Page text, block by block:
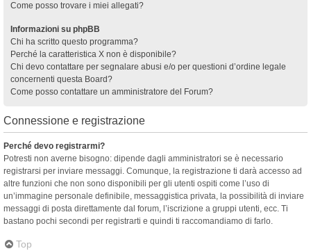
Come posso trovare i miei allegati?
Informazioni su phpBB
Chi ha scritto questo programma?
Perché la caratteristica X non è disponibile?
Chi devo contattare per segnalare abusi e/o per questioni d’ordine legale
concernenti questa Board?
Come posso contattare un amministratore del Forum?
Connessione e registrazione
Perché devo registrarmi?
Potresti non averne bisogno: dipende dagli amministratori se è necessario
registrarsi per inviare messaggi. Comunque, la registrazione ti darà accesso ad
altre funzioni che non sono disponibili per gli utenti ospiti come l’uso di
un’immagine personale definibile, messaggistica privata, la possibilità di inviare
messaggi di posta direttamente dal forum, l’iscrizione a gruppi utenti, ecc. Ti
bastano pochi secondi per registrarti e quindi ti raccomandiamo di farlo.
Top